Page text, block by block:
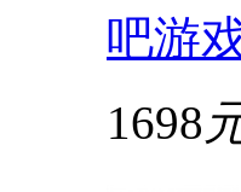
吧游
1698